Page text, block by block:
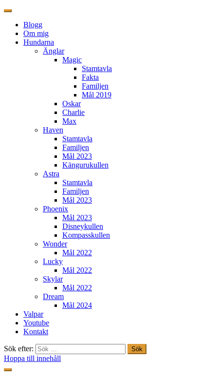
Blogg
Om mig
Hundarna
Änglar
Magic
Stamtavla
Fakta
Familjen
Mål 2019
Oskar
Charlie
Max
Haven
Stamtavla
Familjen
Mål 2023
Kängurukullen
Astra
Stamtavla
Familjen
Mål 2023
Phoenix
Mål 2023
Disneykullen
Kompasskullen
Wonder
Mål 2022
Lucky
Mål 2022
Skylar
Mål 2022
Dream
Mål 2024
Valpar
Youtube
Kontakt
Sök efter:
Hoppa till innehåll